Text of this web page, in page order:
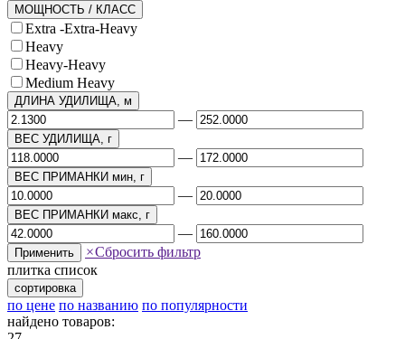
МОЩНОСТЬ / КЛАСС
Extra -Extra-Heavy
Heavy
Heavy-Heavy
Medium Heavy
ДЛИНА УДИЛИЩА, м
—
ВЕС УДИЛИЩА, г
—
ВЕС ПРИМАНКИ мин, г
—
ВЕС ПРИМАНКИ макс, г
—
Применить ×Сбросить фильтр
плитка список
сортировка
по цене по названию по популярности
найдено товаров: